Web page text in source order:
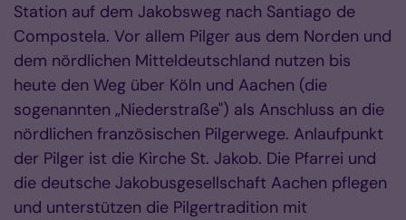
Station auf dem Jakobsweg nach Santiago de
Compostela. Vor allem Pilger aus dem Norden und
dem nördlichen Mitteldeutschland nutzen bis
heute den Weg über Köln und Aachen (die
sogenannten „Niederstraße") als Anschluss an die
nördlichen französischen Pilgerwege. Anlaufpunkt
der Pilger ist die Kirche St. Jakob. Die Pfarrei und
die deutsche Jakobusgesellschaft Aachen pflegen
und unterstützen die Pilgertradition mit